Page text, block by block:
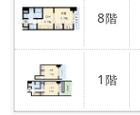
8階
1 階